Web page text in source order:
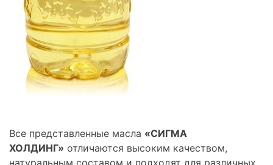
Все представленные масла «СИГМА
ХОЛДИНГ» отличаются высоким качеством,
натуральным составом и подходят для различных